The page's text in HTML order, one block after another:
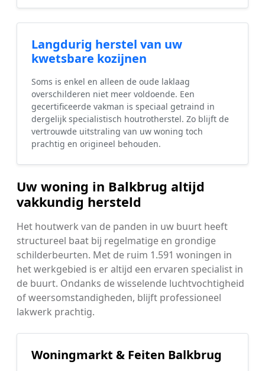
Langdurig herstel van uw
kwetsbare kozijnen
Soms is enkel en alleen de oude laklaag
overschilderen niet meer voldoende. Een
gecertificeerde vakman is speciaal getraind in
dergelijk specialistisch houtrotherstel. Zo blijft de
vertrouwde uitstraling van uw woning toch
prachtig en origineel behouden.
Uw woning in Balkbrug altijd
vakkundig hersteld
Het houtwerk van de panden in uw buurt heeft
structureel baat bij regelmatige en grondige
schilderbeurten. Met de ruim 1.591 woningen in
het werkgebied is er altijd een ervaren specialist in
de buurt. Ondanks de wisselende luchtvochtigheid
of weersomstandigheden, blijft professioneel
lakwerk prachtig.
Woningmarkt & Feiten Balkbrug